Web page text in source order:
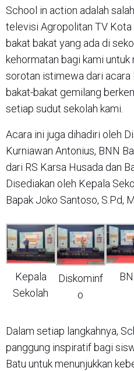
School in action adalah
televisi Agropolitan TV Kota
bakat bakat yang ada di
kehormatan bagi kami
sorotan istimewa dari acara
bakat-bakat gemilang
setiap sudut sekolah kami.
Acara ini juga dihadiri oleh
Kurniawan Antonius, BNN
dari RS Karsa Husada dan
Disediakan oleh Kepala
Bapak Joko Santoso, S.Pd,
Kepala
Sekolah
Diskominf
o
Dalam setiap langkahnya,
panggung inspiratif bagi
Batu untuk menunjukkan